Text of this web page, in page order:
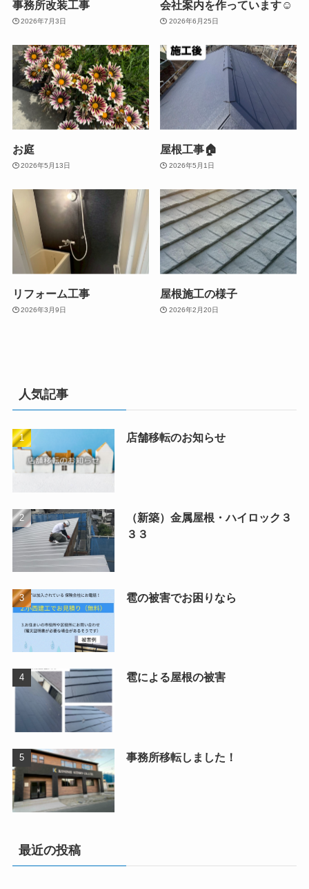
事務所改装工事
2026年7月3日
会社案内を作っています☺
2026年6月25日
お庭
2026年5月13日
屋根工事🏠
2026年5月1日
リフォーム工事
2026年3月9日
屋根施工の様子
2026年2月20日
人気記事
店舗移転のお知らせ
（新築）金属屋根・ハイロック３
３３
雹の被害でお困りなら
雹による屋根の被害
事務所移転しました！
最近の投稿